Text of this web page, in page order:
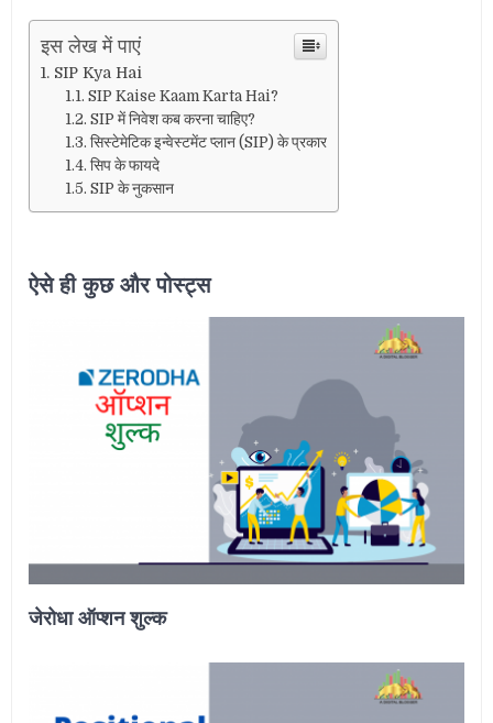
इस लेख में पाएं
SIP Kya Hai
SIP Kaise Kaam Karta Hai?
SIP में निवेश कब करना चाहिए?
सिस्टेमेटिक इन्वेस्टमेंट प्लान (SIP) के प्रकार
सिप के फायदे
SIP के नुकसान
ऐसे ही कुछ और पोस्ट्स
जेरोधा ऑप्शन शुल्क